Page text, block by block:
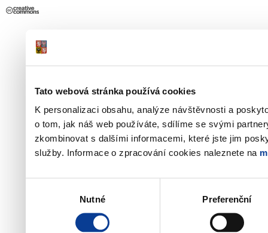
Tato webová stránka používá cookies
K personalizaci obsahu, analýze návštěvnosti a
o tom, jak náš web používáte, sdílíme se svými
zkombinovat s dalšími informacemi, které jste jim
služby. Informace o zpracování cookies naleznete na
Nutné Preferenční